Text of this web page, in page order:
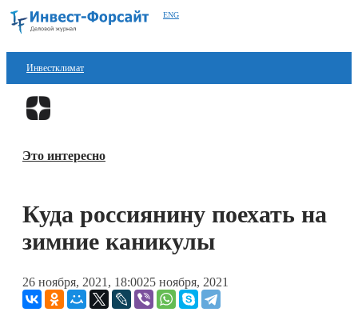
ENG
Инвестклимат
Финансы
Блокчейн
Технологии
Книги
Это интересно
Куда россиянину поехать на
зимние каникулы
26 ноября, 2021, 18:0025 ноября, 2021